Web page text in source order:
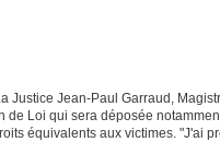
Justice Jean-Paul Garraud,
de Loi qui sera déposée
équivalents aux victimes. "J'ai